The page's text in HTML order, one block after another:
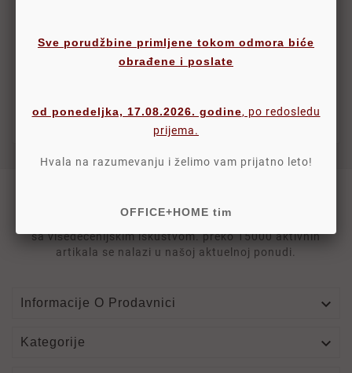
Ma šta mi mislili o potrošnom materijalu i priboru
za firme jedno je sigurno, a to je da...
 
OFFICE PLUS HOME DOO, veleprodaja i online prodavnica
sa višedecenijskim iskustvom. preko 15000 aktivnih
artikala se nalazi u našoj aktuelnoj ponudi.
Informacije O Prodavnici 
Kategorije 
Sve porudžbine primljene tokom odmora biće
obrađene i poslate
od ponedeljka, 17.08.2026. godine, po redosledu
prijema.
Hvala na razumevanju i želimo vam prijatno leto!
OFFICE+HOME tim